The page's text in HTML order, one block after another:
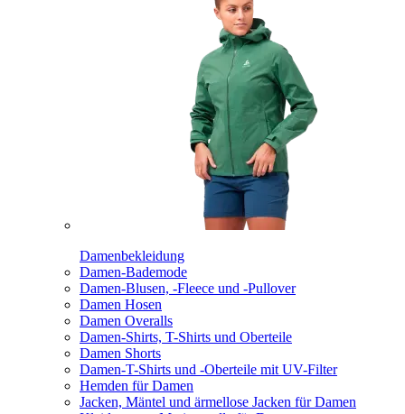
Damenbekleidung
Damen-Bademode
Damen-Blusen, -Fleece und -Pullover
Damen Hosen
Damen Overalls
Damen-Shirts, T-Shirts und Oberteile
Damen Shorts
Damen-T-Shirts und -Oberteile mit UV-Filter
Hemden für Damen
Jacken, Mäntel und ärmellose Jacken für Damen